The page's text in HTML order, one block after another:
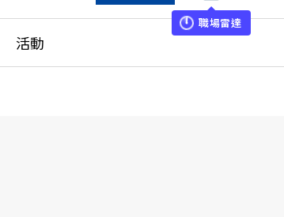
職場雷達
活動